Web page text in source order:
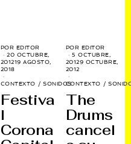
POR EDITOR
20 OCTUBRE,
201219 AGOSTO,
2018
CONTEXTO / SONIDOS
Festiva
l
Corona
POR EDITOR
5 OCTUBRE,
20129 OCTUBRE,
2012
CONTEXTO /
The
Drums
cancel